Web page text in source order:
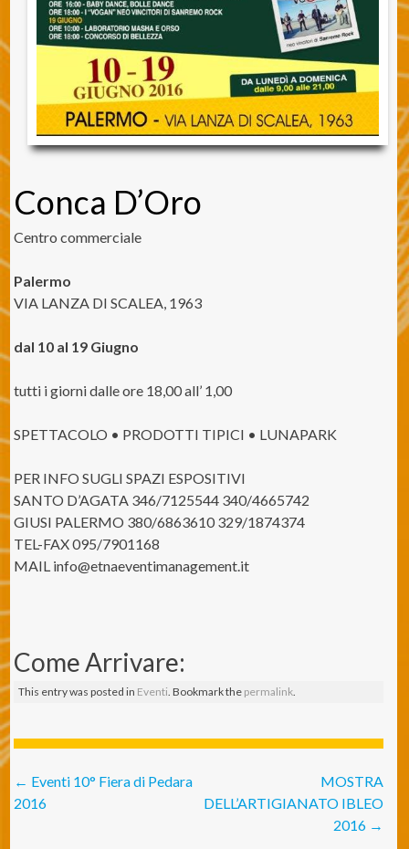
Conca D’Oro
Centro commerciale
Palermo
VIA LANZA DI SCALEA, 1963
dal 10 al 19 Giugno
tutti i giorni dalle ore 18,00 all’ 1,00
SPETTACOLO • PRODOTTI TIPICI • LUNAPARK
PER INFO SUGLI SPAZI ESPOSITIVI
SANTO D’AGATA 346/7125544 340/4665742
GIUSI PALERMO 380/6863610 329/1874374
TEL-FAX 095/7901168
MAIL info@etnaeventimanagement.it
Come Arrivare:
This entry was posted in Eventi. Bookmark the permalink.
Post navigation
← Eventi 10° Fiera di Pedara
2016
MOSTRA
DELL’ARTIGIANATO IBLEO
2016 →